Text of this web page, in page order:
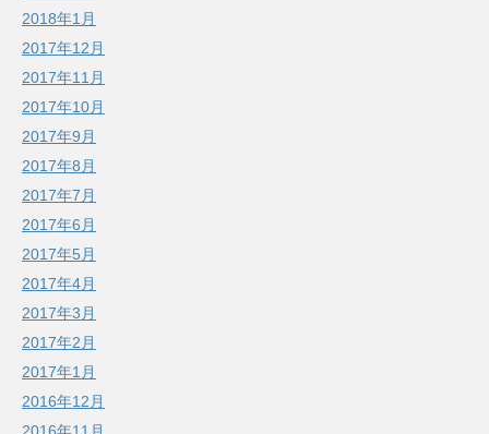
2018年1月
2017年12月
2017年11月
2017年10月
2017年9月
2017年8月
2017年7月
2017年6月
2017年5月
2017年4月
2017年3月
2017年2月
2017年1月
2016年12月